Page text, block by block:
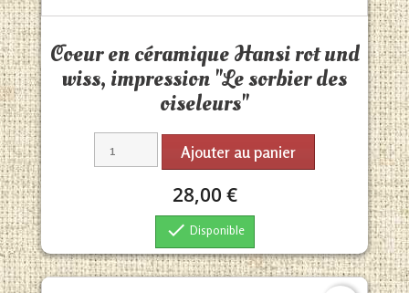
Coeur en céramique Hansi rot und
wiss, impression "Le sorbier des
oiseleurs"
Ajouter au panier
28,00 €
 Disponible